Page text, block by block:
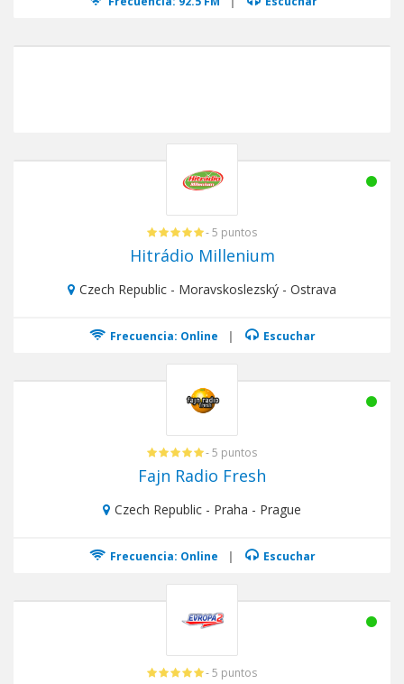
- 5 puntos
Hitrádio Millenium
Czech Republic - Moravskoslezský - Ostrava
Frecuencia: Online | Escuchar
- 5 puntos
Fajn Radio Fresh
Czech Republic - Praha - Prague
Frecuencia: Online | Escuchar
- 5 puntos